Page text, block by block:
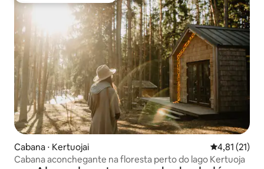
Cabana ⋅ Kertuojai 4,81 de uma
4,81 (21)
Cabana aconchegante na floresta perto do lago Kertuoja